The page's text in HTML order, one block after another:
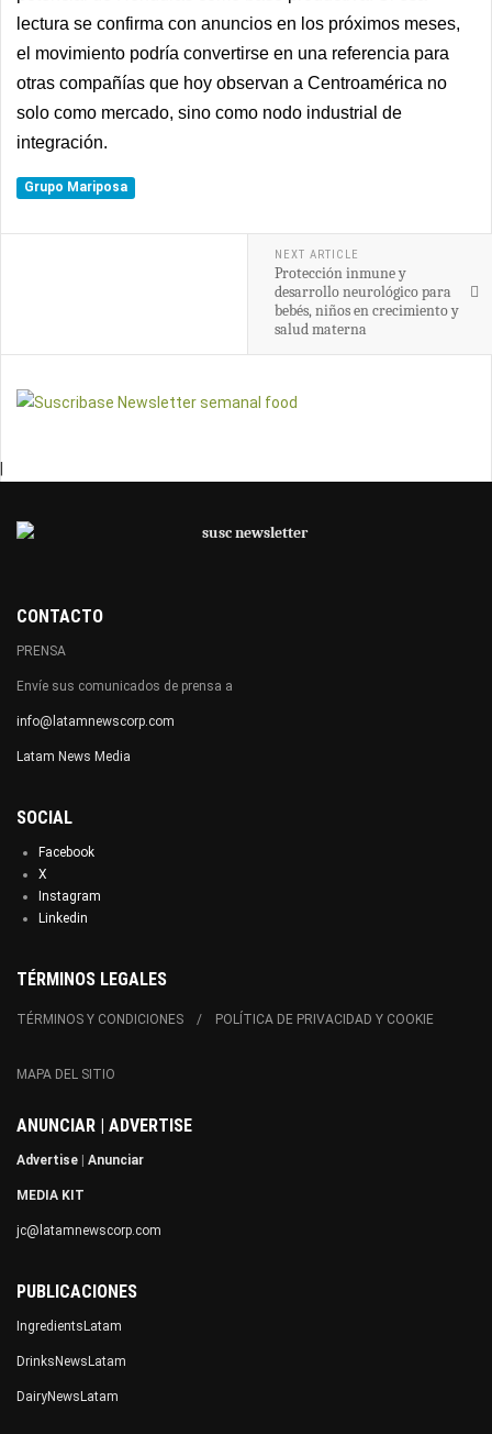
lectura se confirma con anuncios en los próximos meses,
el movimiento podría convertirse en una referencia para
otras compañías que hoy observan a Centroamérica no
solo como mercado, sino como nodo industrial de
integración.
Grupo Mariposa
NEXT ARTICLE
Protección inmune y
desarrollo neurológico para
bebés, niños en crecimiento y
salud materna
CONTACTO
PRENSA
Envíe sus comunicados de prensa a
info@latamnewscorp.com
Latam News Media
SOCIAL
Facebook
X
Instagram
Linkedin
TÉRMINOS LEGALES
TÉRMINOS Y CONDICIONES POLÍTICA DE PRIVACIDAD Y COOKIE
MAPA DEL SITIO
ANUNCIAR | ADVERTISE
Advertise Anunciar
MEDIA KIT
jc@latamnewscorp.com
PUBLICACIONES
IngredientsLatam
DrinksNewsLatam
DairyNewsLatam